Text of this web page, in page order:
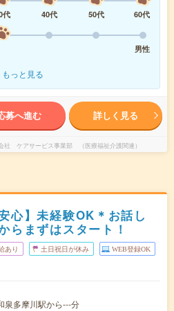
代 40代 50代
60代
男性
もっと見る
募へ進む 詳しく見る
社 ケアサービス事業部 （医療福祉介護関連）
心】未経験OK＊お話し
らまずはスタート！
あり 土日祝日が休み WEB登録OK
泉多摩川駅から---分